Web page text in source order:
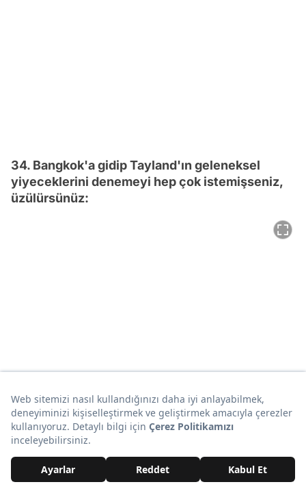
34. Bangkok'a gidip Tayland'ın geleneksel
yiyeceklerini denemeyi hep çok istemişseniz,
üzülürsünüz:
35. Pekin uzak ama Yasak Şehir orada, görmek
lazım gelir: